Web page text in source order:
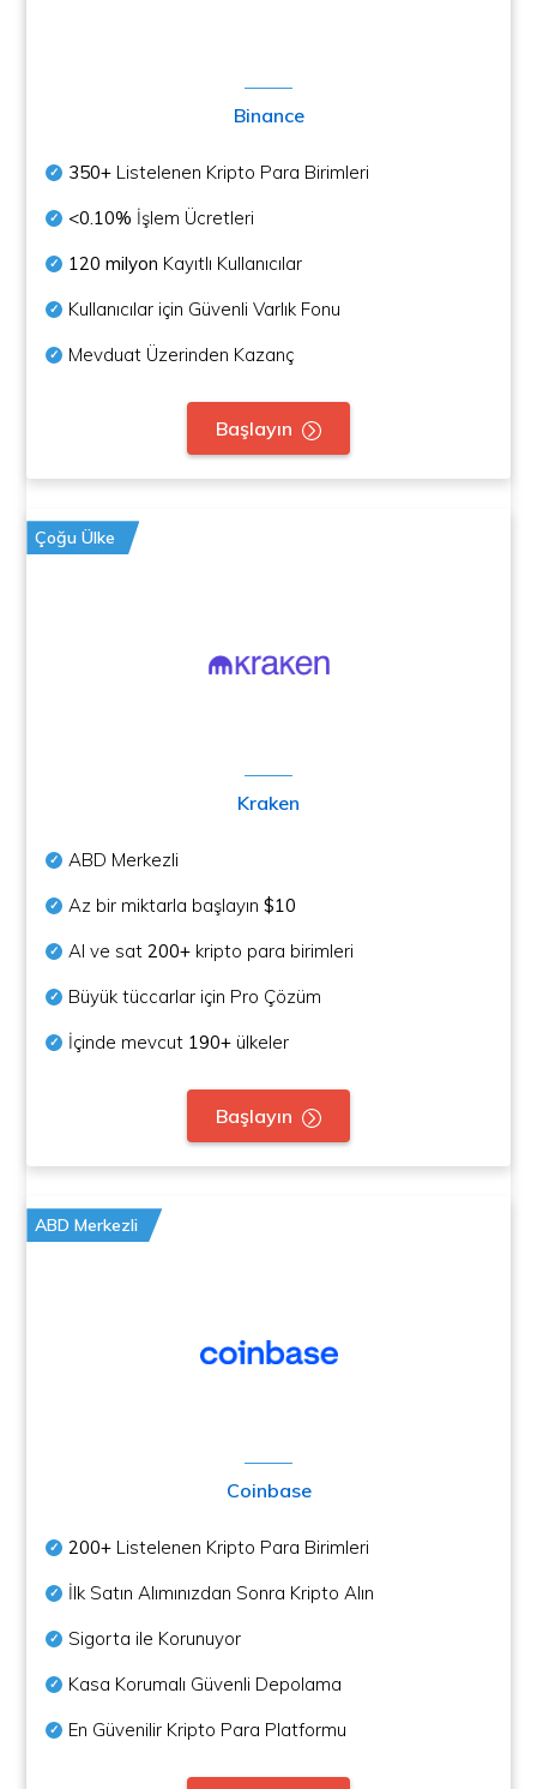
Binance
350+ Listelenen Kripto Para Birimleri
<0.10% İşlem Ücretleri
120 milyon Kayıtlı Kullanıcılar
Kullanıcılar için Güvenli Varlık Fonu
Mevduat Üzerinden Kazanç
Başlayın
Çoğu Ülke
Kraken
ABD Merkezli
Az bir miktarla başlayın$10
Al ve sat200+ kripto para birimleri
Büyük tüccarlar için Pro Çözüm
İçinde mevcut 190+ ülkeler
Başlayın
ABD Merkezli
Coinbase
200+ Listelenen Kripto Para Birimleri
İlk Satın Alımınızdan Sonra Kripto Alın
Sigorta ile Korunuyor
Kasa Korumalı Güvenli Depolama
En Güvenilir Kripto Para Platformu